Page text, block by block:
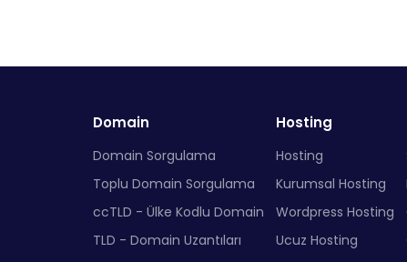
Domain
Domain Sorgulama
Toplu Domain Sorgulama
ccTLD - Ülke Kodlu Domain
TLD - Domain Uzantıları
Hosting
Hosting
Kurumsal Hosting
Wordpress Hosting
Ucuz Hosting